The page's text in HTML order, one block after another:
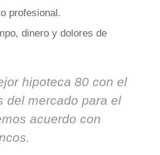
profesional.
dinero y dolores de
hipoteca 80 con el
del mercado para el
acuerdo con